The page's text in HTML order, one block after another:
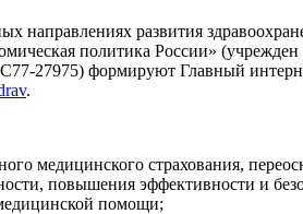
направлениях развития
политика России» (учрежден
27975) формируют Главный
.
медицинского страхования,
повышения эффективности и
помощи;